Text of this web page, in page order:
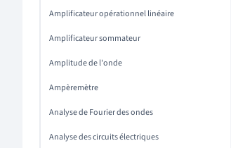
Amplificateur opérationnel linéaire
Amplificateur sommateur
Amplitude de l'onde
Ampèremètre
Analyse de Fourier des ondes
Analyse des circuits électriques